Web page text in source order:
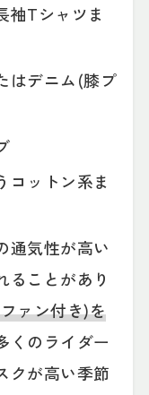
袖Tシャツま
はデニム(膝プ
コットン系ま
通気性が高い
ることがあり
ァン付き)を
くのライダー
クが高い季節